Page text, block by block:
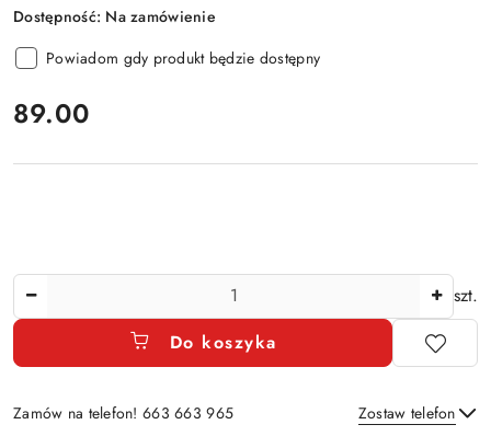
Dostępność: Na zamówienie
Powiadom gdy produkt będzie dostępny
cena:
89.00
szt.
Do koszyka
Zamów na telefon! 663 663 965 Zostaw telefon